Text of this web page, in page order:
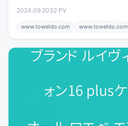
2024.09.2032 PV
www.toweldo.com www.toweldo.com